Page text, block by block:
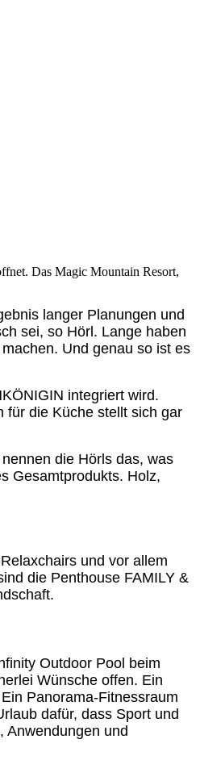
Das Magic Mountain Resort,
langer Planungen und
sei, so Hörl. Lange haben
Und genau so ist es
integriert wird.
für die Küche stellt sich gar
die Hörls das, was
Gesamtprodukts. Holz,
und vor allem
die Penthouse FAMILY &
Outdoor Pool beim
Wünsche offen. Ein
Panorama-Fitnessraum
dafür, dass Sport und
Anwendungen und